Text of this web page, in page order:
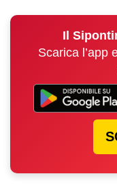
Il
Scarica l’app